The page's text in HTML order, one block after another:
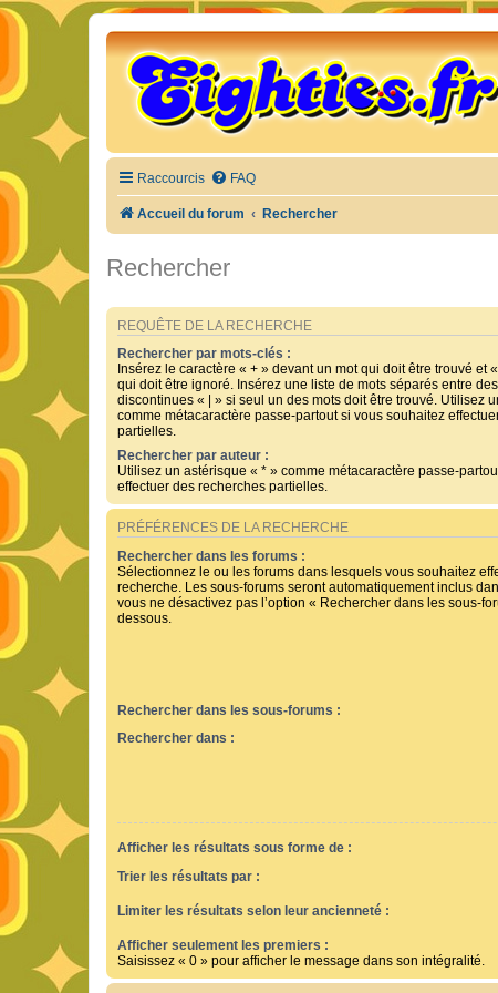
Raccourcis FAQ
Accueil du forum Rechercher
Rechercher
REQUÊTE DE LA RECHERCHE
Rechercher par mots-clés :
Insérez le caractère « + » devant un mot qui doit être trouvé et
qui doit être ignoré. Insérez une liste de mots séparés entre
discontinues « | » si seul un des mots doit être trouvé. Utilisez
comme métacaractère passe-partout si vous souhaitez
partielles.
Rechercher par auteur :
Utilisez un astérisque « * » comme métacaractère passe-
effectuer des recherches partielles.
PRÉFÉRENCES DE LA RECHERCHE
Rechercher dans les forums :
Sélectionnez le ou les forums dans lesquels vous souhaitez
recherche. Les sous-forums seront automatiquement inclus
vous ne désactivez pas l’option « Rechercher dans les sous-
dessous.
Rechercher dans les sous-forums :
Rechercher dans :
Afficher les résultats sous forme de :
Trier les résultats par :
Limiter les résultats selon leur ancienneté :
Afficher seulement les premiers :
Saisissez « 0 » pour afficher le message dans son intégralité.